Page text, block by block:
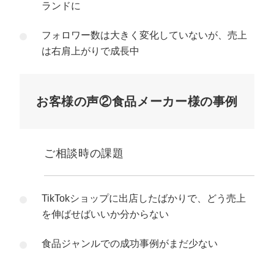
ランドに
フォロワー数は大きく変化していないが、売上
は右肩上がりで成長中
お客様の声②食品メーカー様の事例
ご相談時の課題
TikTokショップに出店したばかりで、どう売上
を伸ばせばいいか分からない
食品ジャンルでの成功事例がまだ少ない